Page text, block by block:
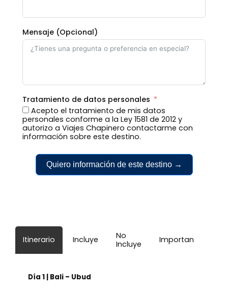
Mensaje (Opcional)
Tratamiento de datos personales
Acepto el tratamiento de mis datos
personales conforme a la Ley 1581 de 2012 y
autorizo a Viajes Chapinero contactarme con
información sobre este destino.
Quiero información de este destino →
Itinerario Incluye
No
Incluye
Importante
Día 1 | Bali – Ubud